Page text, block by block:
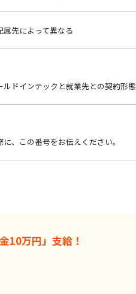
先によって異なる
ドインテックと就業先との契約形態
、この番号をお伝えください。
10万円」支給！